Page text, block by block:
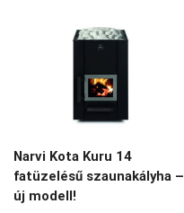
15-16-m3
15-17-m3
15-20-m3
15-28-m3
Narvi Kota Kuru 14
fatüzelésű szaunakályha –
új modell!